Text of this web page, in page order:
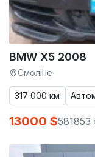
BMW X5 2008
Смоліне
317 000 км
13000 $581853